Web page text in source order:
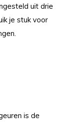
uit drie
je stuk voor
is de